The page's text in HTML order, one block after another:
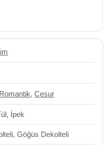
Romantik, Cesur
İpek
Göğüs Dekolteli